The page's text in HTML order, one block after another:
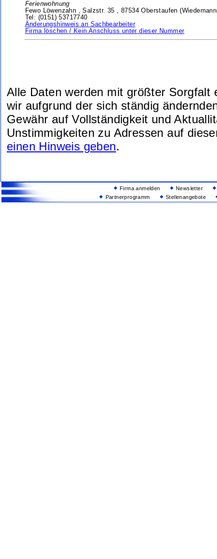
Ferienwohnung
Fewo Löwenzahn ,Salzstr. 35 , 87534 Oberstaufen
Tel: (0151) 53717740
Änderungshinweis an Sachbearbeiter
Firma löschen / Kein Anschluss unter dieser Nummer
Alle Daten werden mit größter Sorgfalt
wir aufgrund der sich ständig
Gewähr auf Vollständigkeit und
Unstimmigkeiten zu Adressen auf
einen Hinweis geben.
Firma anmelden
Newsletter
Partnerprogramm
Stellenangebote